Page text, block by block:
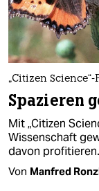
„Citizen
Spazieren
Mit „Citizen
Wissenschaft
davon profitieren.
Von Manfred